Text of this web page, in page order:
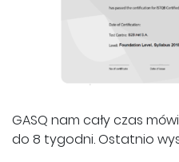
GASQ nam cały czas
do 8 tygodni. Ostatnio